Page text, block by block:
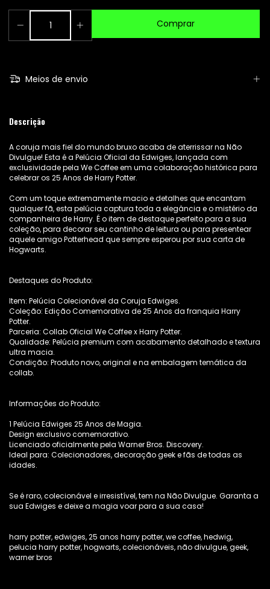
Meios de envio
Descrição
A coruja mais fiel do mundo bruxo acaba de aterrissar na Não
Divulgue! Esta é a Pelúcia Oficial da Edwiges, lançada com
exclusividade pela We Coffee em uma colaboração histórica para
celebrar os 25 Anos de Harry Potter.
Com um toque extremamente macio e detalhes que encantam
qualquer fã, esta pelúcia captura toda a elegância e o mistério da
companheira de Harry. É o item de destaque perfeito para a sua
coleção, para decorar seu cantinho de leitura ou para presentear
aquele amigo Potterhead que sempre esperou por sua carta de
Hogwarts.
Destaques do Produto:
Item: Pelúcia Colecionável da Coruja Edwiges.
Coleção: Edição Comemorativa de 25 Anos da franquia Harry
Potter.
Parceria: Collab Oficial We Coffee x Harry Potter.
Qualidade: Pelúcia premium com acabamento detalhado e textura
ultra macia.
Condição: Produto novo, original e na embalagem temática da
collab.
Informações do Produto:
1 Pelúcia Edwiges 25 Anos de Magia.
Design exclusivo comemorativo.
Licenciado oficialmente pela Warner Bros. Discovery.
Ideal para: Colecionadores, decoração geek e fãs de todas as
idades.
Se é raro, colecionável e irresistível, tem na Não Divulgue. Garanta a
sua Edwiges e deixe a magia voar para a sua casa!
harry potter, edwiges, 25 anos harry potter, we coffee, hedwig,
pelucia harry potter, hogwarts, colecionáveis, não divulgue, geek,
warner bros